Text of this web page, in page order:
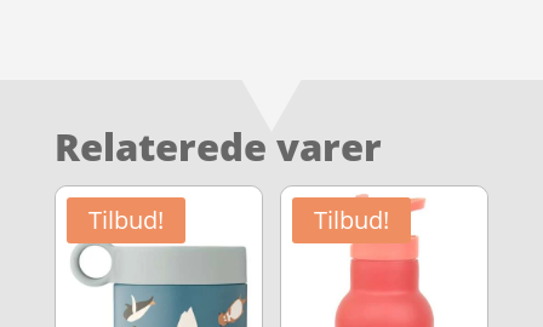
Relaterede varer
Tilbud! Tilbud!